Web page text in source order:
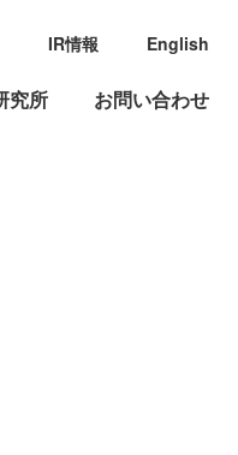
究所 お問い合わせ
IR情報 English